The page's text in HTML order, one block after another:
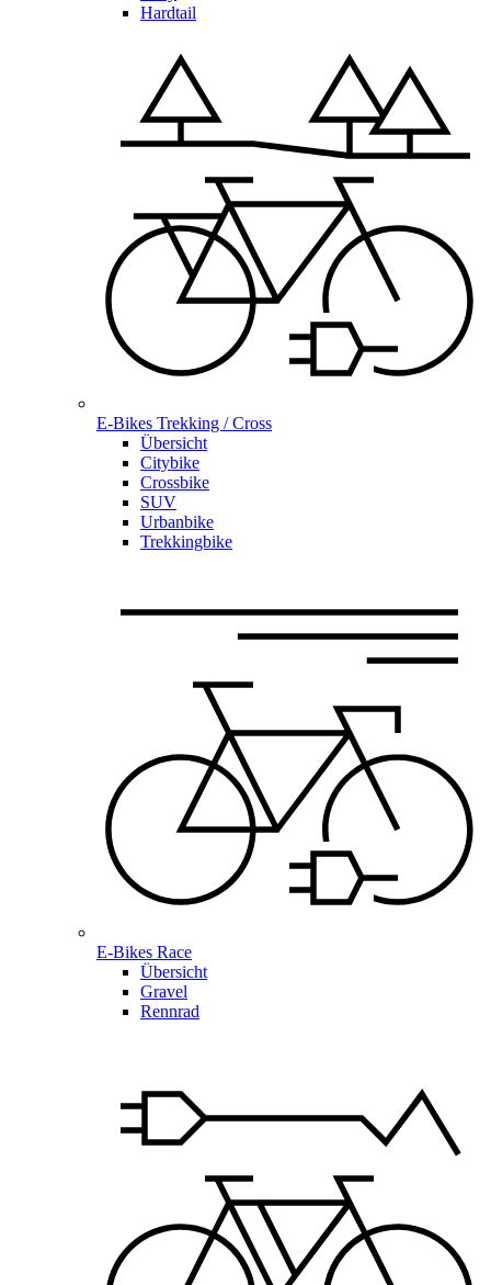
Hardtail
E-Bikes Trekking / Cross
Übersicht
Citybike
Crossbike
SUV
Urbanbike
Trekkingbike
E-Bikes Race
Übersicht
Gravel
Rennrad